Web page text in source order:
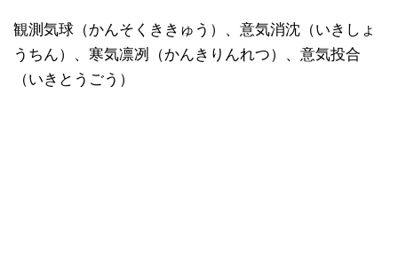
観測気球（かんそくききゅう）、意気消沈（いきしょ
うちん）、寒気凛冽（かんきりんれつ）、意気投合
（いきとうごう）